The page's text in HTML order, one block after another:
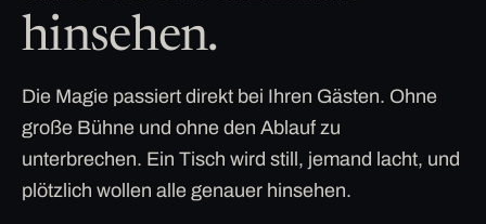
hinsehen.
Die Magie passiert direkt bei Ihren Gästen. Ohne
große Bühne und ohne den Ablauf zu
unterbrechen. Ein Tisch wird still, jemand lacht, und
plötzlich wollen alle genauer hinsehen.